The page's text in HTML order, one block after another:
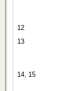
12
13
14, 15